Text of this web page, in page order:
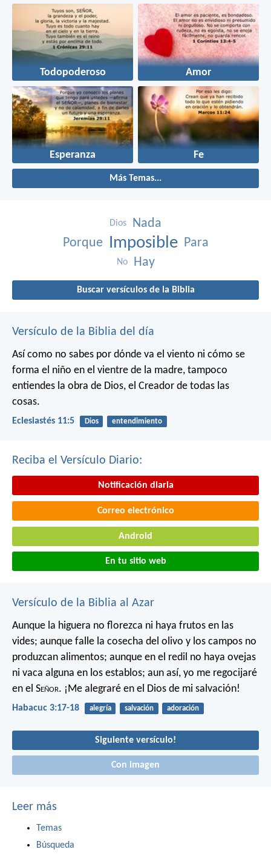
Todopoderoso Amor
Esperanza Fe
Más Temas...
Dios
Nada
Porque Imposible Para
No Hay
Buscar versículos de la Biblia
Versículo de la Biblia del día
Así como no sabes por dónde va el viento ni cómo se
forma el niño en el vientre de la madre, tampoco
entiendes la obra de Dios, el Creador de todas las
cosas.
Eclesiastés 11:5 Dios entendimiento
Reciba el Versículo Diario:
Notificación diaria
Correo electrónico
Android
En tu sitio web
Versículo de la Biblia al Azar
Aunque la higuera no florezca ni haya frutos en las
vides; aunque falle la cosecha del olivo y los campos no
produzcan alimentos; aunque en el redil no haya ovejas
ni vaca alguna en los establos; aun así, yo me regocijaré
en el Señor. ¡Me alegraré en el Dios de mi salvación!
Habacuc 3:17-18 alegría salvación adoración
Siguiente versículo!
Con imagen
Leer más
Temas
Búsqueda